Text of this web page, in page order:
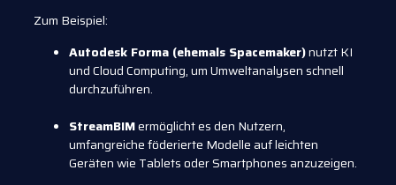
Zum Beispiel:
Autodesk Forma (ehemals Spacemaker)nutzt KI
und Cloud Computing, um Umweltanalysen schnell
durchzuführen.
StreamBIMermöglicht es den Nutzern,
umfangreiche föderierte Modelle auf leichten
Geräten wie Tablets oder Smartphones anzuzeigen.